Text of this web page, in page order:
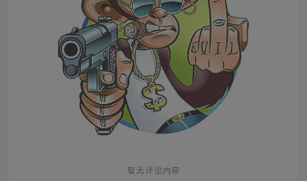
暂无评论内容